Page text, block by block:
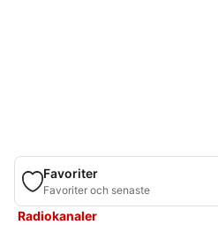
Favoriter
Favoriter och senaste
Radiokanaler